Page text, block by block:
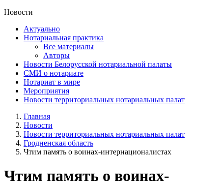
Новости
Актуально
Нотариальная практика
Все материалы
Авторы
Новости Белорусской нотариальной палаты
СМИ о нотариате
Нотариат в мире
Мероприятия
Новости территориальных нотариальных палат
Главная
Новости
Новости территориальных нотариальных палат
Гродненская область
Чтим память о воинах-интернационалистах
Чтим память о воинах-